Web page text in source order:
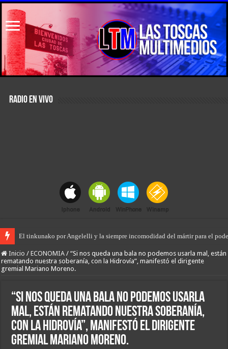
RADIO EN VIVO
El tinkunako por Angelelli y la siempre incomodidad del mártir para el
El primer encuentro de “Rodanteros del Jaaukanigás”, se presentó en la
Inicio / ECONOMIA / “Si nos queda una bala no podemos usarla mal, están
rematando nuestra soberanía, con la Hidrovía”, manifestó el dirigente
gremial Mariano Moreno.
“Si nos queda una bala no podemos usarla
mal, están rematando nuestra soberanía,
con la Hidrovía”, manifestó el dirigente
gremial Mariano Moreno.